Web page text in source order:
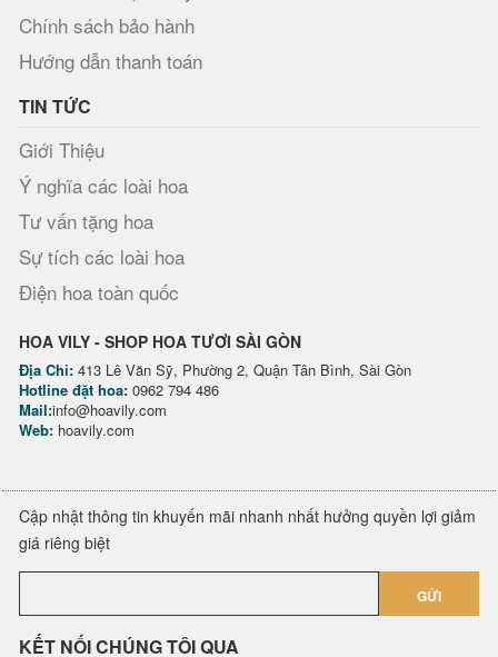
Chính sách bảo hành
Hướng dẫn thanh toán
TIN TỨC
Giới Thiệu
Ý nghĩa các loài hoa
Tư vấn tặng hoa
Sự tích các loài hoa
Điện hoa toàn quốc
HOA VILY - SHOP HOA TƯƠI SÀI GÒN
Địa Chỉ: 413 Lê Văn Sỹ, Phường 2, Quận Tân Bình, Sài Gòn
Hotline đặt hoa: 0962 794 486
Mail:info@hoavily.com
Web: hoavily.com
Cập nhật thông tin khuyến mãi nhanh nhất hưởng quyền lợi giảm
giá riêng biệt
GỬI
KẾT NỐI CHÚNG TÔI QUA